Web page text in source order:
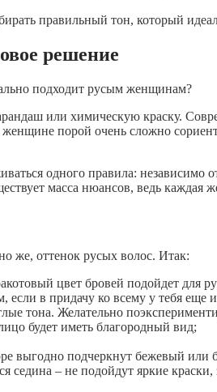
правильный тон, который
решение
подходит русым женщинам?
или химическую краску.
порой очень сложно
одного правила:
масса нюансов, ведь каждая
же, оттенок русых волос. Итак:
цвет бровей подойдет для
в придачу ко всему у тебя еще и
тона. Желательно
будет иметь благородный вид;
выгодно подчеркнут бежевый или
– не подойдут яркие краски,